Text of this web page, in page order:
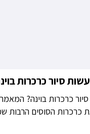
סיור כרכרות
כרכרות בוינה?
הסוסים הרבות